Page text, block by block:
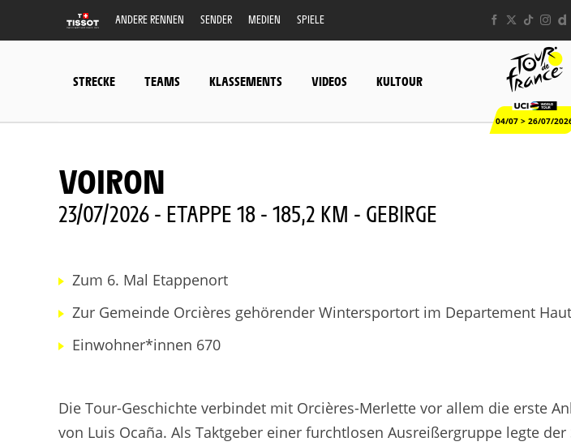
ANDERE RENNEN SENDER MEDIEN SPIELE
STRECKE TEAMS KLASSEMENTS VIDEOS KULTOUR
04/07 > 26/07/
VOIRON
23/07/2026 - ETAPPE 18 - 185,2 KM - GEBIRGE
Zum 6. Mal Etappenort
Zur Gemeinde Orcières gehörender Wintersportort im Departement
Einwohner*innen 670
Die Tour-Geschichte verbindet mit Orcières-Merlette vor allem die erste
von Luis Ocaña. Als Taktgeber einer furchtlosen Ausreißergruppe legte